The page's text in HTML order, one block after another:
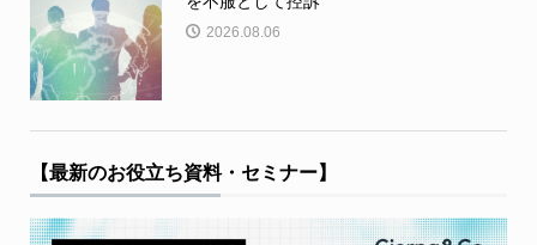
2026.08.06
【最新のお役立ち資料・セミナー】